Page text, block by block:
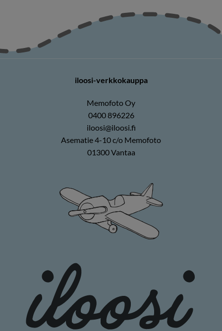
iloosi-verkkokauppa
Memofoto Oy
0400 896226
iloosi@iloosi.fi
Asematie 4-10 c/o Memofoto
01300 Vantaa